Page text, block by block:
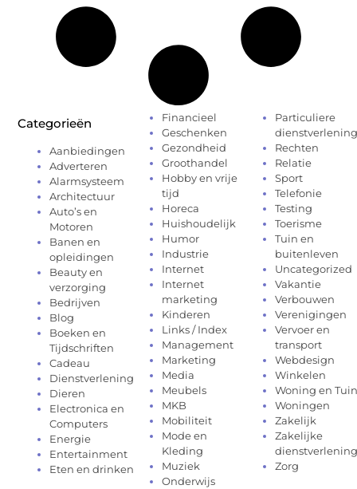
Categorieën
Aanbiedingen
Adverteren
Alarmsysteem
Architectuur
Auto’s en
Motoren
Banen en
opleidingen
Beauty en
verzorging
Bedrijven
Blog
Boeken en
Tijdschriften
Cadeau
Dienstverlening
Dieren
Electronica en
Computers
Energie
Entertainment
Eten en drinken
Financieel
Geschenken
Gezondheid
Groothandel
Hobby en vrije
tijd
Horeca
Huishoudelijk
Humor
Industrie
Internet
Internet
marketing
Kinderen
Links / Index
Management
Marketing
Media
Meubels
MKB
Mobiliteit
Mode en
Kleding
Muziek
Onderwijs
Particuliere
dienstverlening
Rechten
Relatie
Sport
Telefonie
Testing
Toerisme
Tuin en
buitenleven
Uncategorized
Vakantie
Verbouwen
Verenigingen
Vervoer en
transport
Webdesign
Winkelen
Woning en Tuin
Woningen
Zakelijk
Zakelijke
dienstverlening
Zorg